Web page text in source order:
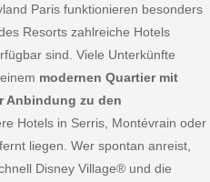
Paris funktionieren besonders
Resorts zahlreiche Hotels
sind. Viele Unterkünfte
modernen Quartier mit
Anbindung zu den
Hotels in Serris, Montévrain oder
liegen. Wer spontan anreist,
Disney Village® und die